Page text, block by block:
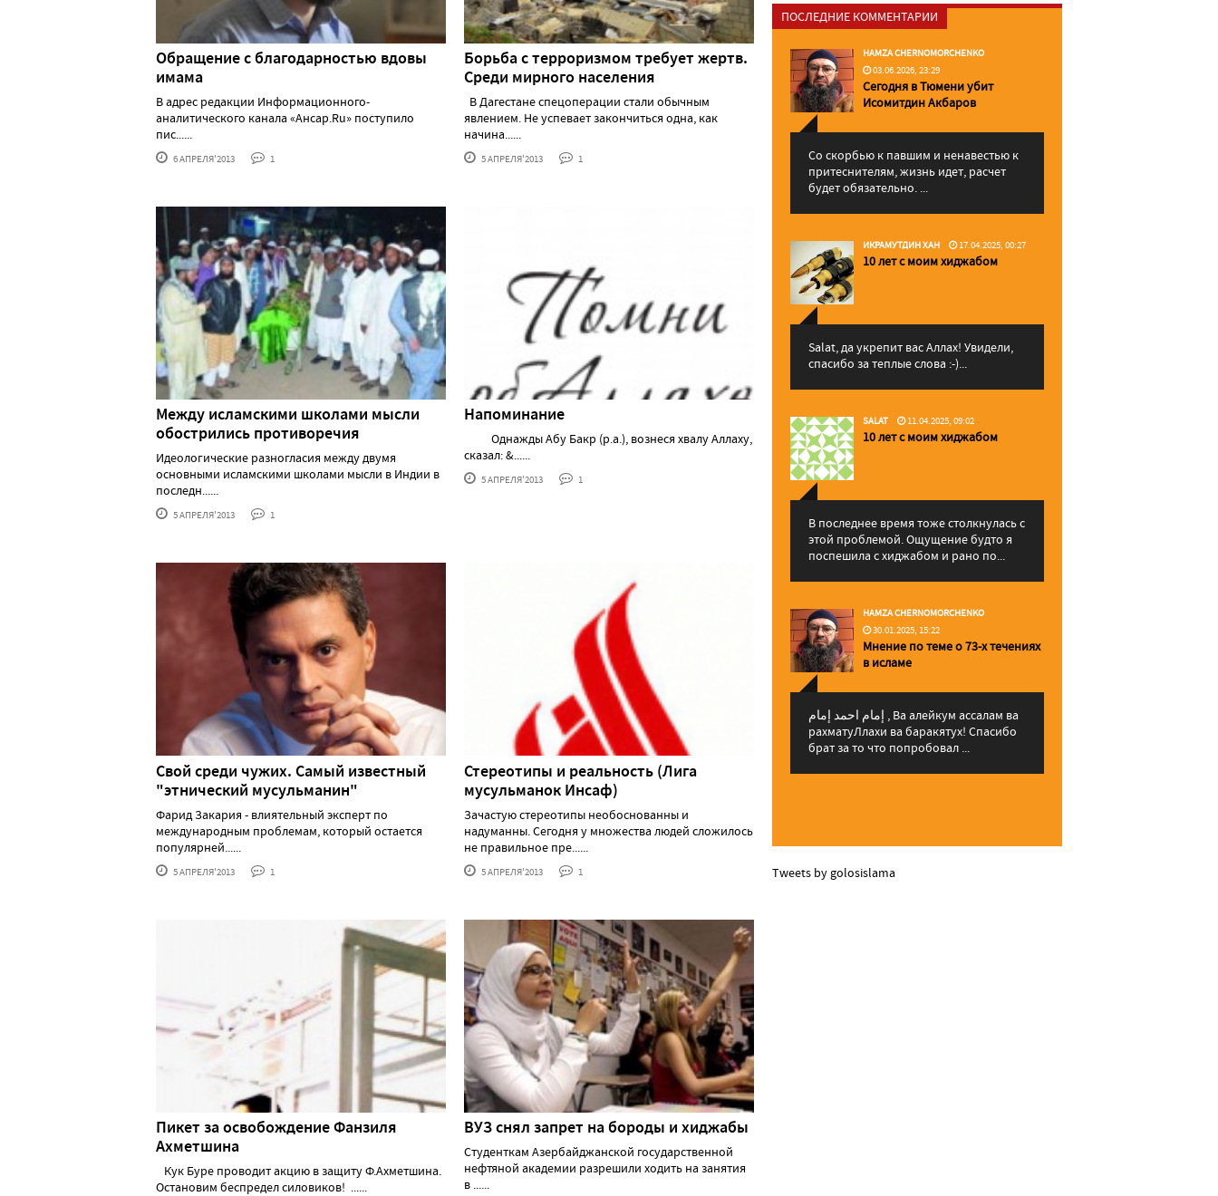
Обращение с благодарностью вдовы
имама
В адрес редакции Информационного-
аналитического канала «Ансар.Ru» поступило
пис......
6 АПРЕЛЯ'2013 1
Борьба с терроризмом требует жертв.
Среди мирного населения
В Дагестане спецоперации стали обычным
явлением. Не успевает закончиться одна, как
начина......
5 АПРЕЛЯ'2013 1
Между исламскими школами мысли
обострились противоречия
Идеологические разногласия между двумя
основными исламскими школами мысли в Индии в
последн......
5 АПРЕЛЯ'2013 1
Напоминание
Однажды Абу Бакр (р.а.), вознеся хвалу Аллаху,
сказал: &......
5 АПРЕЛЯ'2013 1
Свой среди чужих. Самый известный
"этнический мусульманин"
Фарид Закария - влиятельный эксперт по
международным проблемам, который остается
популярней......
5 АПРЕЛЯ'2013 1
Стереотипы и реальность (Лига
мусульманок Инсаф)
Зачастую стереотипы необоснованны и
надуманны. Сегодня у множества людей сложилось
не правильное пре......
5 АПРЕЛЯ'2013 1
Пикет за освобождение Фанзиля
Ахметшина
Кук Буре проводит акцию в защиту Ф.Ахметшина.
Остановим беспредел силовиков! ......
ВУЗ снял запрет на бороды и хиджабы
Студенткам Азербайджанской государственной
нефтяной академии разрешили ходить на занятия
в ......
ПОСЛЕДНИЕ КОММЕНТАРИИ
HAMZA CHERNOMORCHENKO
03.06.2026, 23:29
Сегодня в Тюмени убит
Исомитдин Акбаров
Со скорбью к павшим и ненавестью к
притеснителям, жизнь идет, расчет
будет обязательно. ...
ИКРАМУТДИН ХАН 17.04.2025, 00:27
10 лет с моим хиджабом
Salat, да укрепит вас Аллаx! Увидели,
спасибо за теплые слова :-)...
SALAT 11.04.2025, 09:02
10 лет с моим хиджабом
В последнее время тоже столкнулась с
этой проблемой. Ощущение будто я
поспешила с хиджабом и рано по...
HAMZA CHERNOMORCHENKO
30.01.2025, 15:22
Мнение по теме о 73-х течениях
в исламе
إمام احمد إمام , Ва алейкум ассалам ва
рахматуЛлахи ва баракятух! Спасибо
брат за то что попробовал ...
Tweets by golosislama